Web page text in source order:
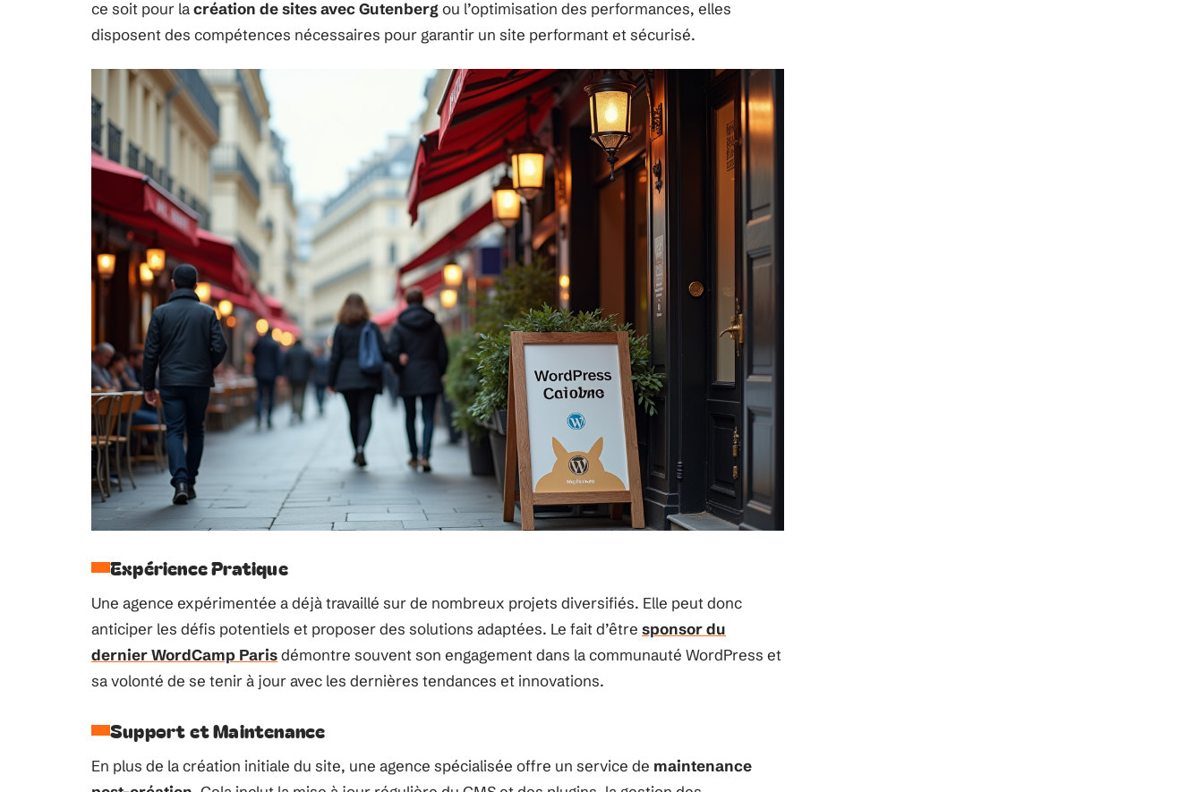
ce soit pour lacréation de sites avec Gutenberg ou l’optimisation des performances, elles
disposent des compétences nécessaires pour garantir un site performant et sécurisé.
Expérience Pratique
Une agence expérimentée a déjà travaillé sur de nombreux projets diversifiés. Elle peut donc
anticiper les défis potentiels et proposer des solutions adaptées. Le fait d’être sponsor du
dernier WordCamp Parisdémontre souvent son engagement dans la communauté WordPress et
sa volonté de se tenir à jour avec les dernières tendances et innovations.
Support et Maintenance
En plus de la création initiale du site, une agence spécialisée offre un service de maintenance